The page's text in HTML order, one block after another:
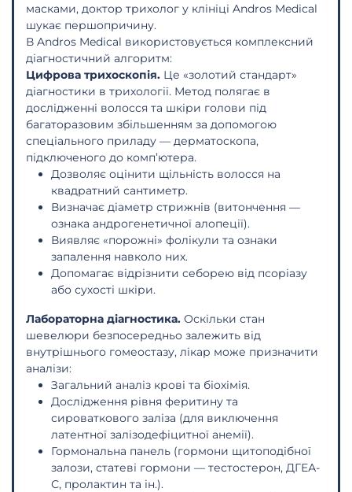
масками, доктор трихолог у клініці Andros Medical
шукає першопричину.
В Andros Medical використовується комплексний
діагностичний алгоритм:
Цифрова трихоскопія. Це «золотий стандарт»
діагностики в трихології. Метод полягає в
дослідженні волосся та шкіри голови під
багаторазовим збільшенням за допомогою
спеціального приладу — дерматоскопа,
підключеного до комп’ютера.
Дозволяє оцінити щільність волосся на
квадратний сантиметр.
Визначає діаметр стрижнів (витончення —
ознака андрогенетичної алопеції).
Виявляє «порожні» фолікули та ознаки
запалення навколо них.
Допомагає відрізнити себорею від псоріазу
або сухості шкіри.
Лабораторна діагностика. Оскільки стан
шевелюри безпосередньо залежить від
внутрішнього гомеостазу, лікар може призначити
аналізи:
Загальний аналіз крові та біохімія.
Дослідження рівня феритину та
сироваткового заліза (для виключення
латентної залізодефіцитної анемії).
Гормональна панель (гормони щитоподібної
залози, статеві гормони — тестостерон, ДГЕА-
С, пролактин та ін.).